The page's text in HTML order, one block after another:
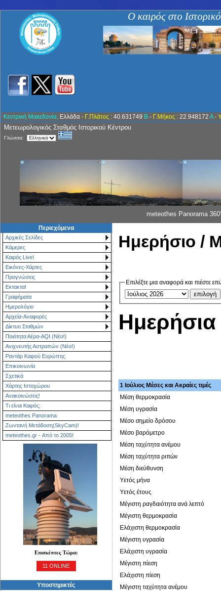
Ο καιρός στο
Κεντρική Μακεδονία, Ελλάδα - Γ.Πλάτος : 40.631749 Β - Γ.Μήκος : 22.948172 Α-
Μετεωρολογικός Σταθμός Ιστορικού Κέντρου
Γλώσσα:
meteothes Panorama
Περιεχόμενα
Αρχικές Σελίδες
Κάμερες
Καιρός Live!
Εικόνες-Χάρτες
Προγνώσεις
Εκτακτα!
Γραφήματα
Ημερολόγιο
Αρχεία-Αναφορές
Δίκτυο Σταθμών
Ποιότητα Αέρα-AQI (Νέο!)
Ανιχνευτής Αστραπών (Νέο!)
Ραντάρ Καιρού Ευρώπης
Επικοινωνία
Σχετικά
Χάρτης Ιστοχώρου
Ανακοινώσεις!
Τι είναι Καιρός;
meteothes Panorama
Ζωντανή Μετάδοση(SkyCam)!
meteothes.gr - Από το 2005!
Επισκέπτες Τώρα:
11 ONLINE
Υποστηρικτές
Ημερήσιο /
Επιλέξτε μια αναφορά και πιέστε
1 Ιούλιος Μέσες και Ακραίες τιμές
Μέση θερμοκρασία
Μέση υγρασία
Μέσο σημείο δρόσου
Μέσο βαρόμετρο
Μέση ταχύτητα ανέμου
Μέση ταχύτητα ριπών
Μέση διεύθυνση
Υετός μήνα
Υετός έτους
Μέγιστη ραγδαιότητα ανά λεπτό
Μέγιστη θερμοκρασία
Ελάχιστη θερμοκρασία
Μέγιστη υγρασία
Ελάχιστη υγρασία
Μέγιστη πίεση
Ελάχιστη πίεση
Μέγιστη ταχύτητα ανέμου